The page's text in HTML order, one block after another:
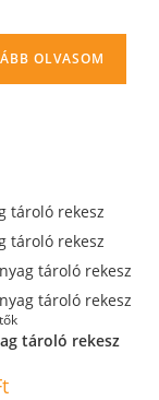
OLVASOM
tároló rekesz